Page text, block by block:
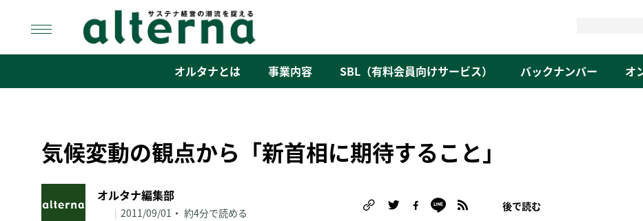
content
オルタナとは 事業内容 SBL（有料会員向けサービス） バックナンバー オ
気候変動の観点から「新首相に期待すること」
オルタナ編集部
| 2011/09/01 約4分で読める
後で読む